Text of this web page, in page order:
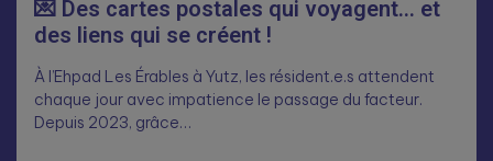
💌 Des cartes postales qui voyagent… et
des liens qui se créent !
À l’Ehpad Les Érables à Yutz, les résident.e.s attendent
chaque jour avec impatience le passage du facteur.
Depuis 2023, grâce…